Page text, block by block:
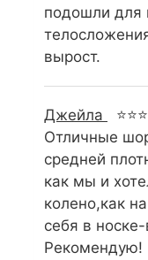
подошли для
вырост.
Джейла
Отличные
средней
как мы и
колено,как
себя в
Рекомендую!